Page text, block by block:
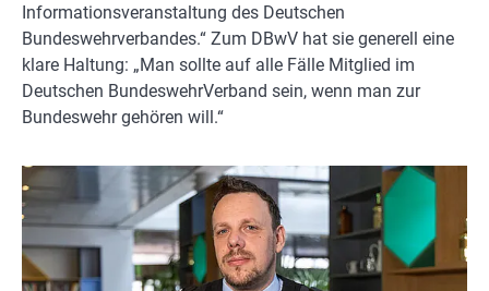
Informationsveranstaltung des Deutschen
Bundeswehrverbandes.“ Zum DBwV hat sie generell eine
klare Haltung: „Man sollte auf alle Fälle Mitglied im
Deutschen BundeswehrVerband sein, wenn man zur
Bundeswehr gehören will.“